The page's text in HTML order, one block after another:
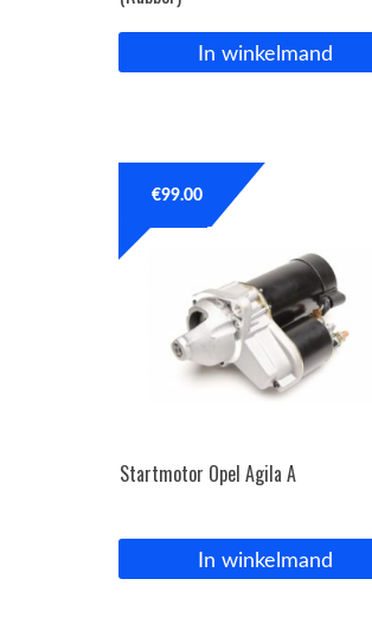
In winkelmand
Startmotor Opel Agila A
€99.00
In winkelmand